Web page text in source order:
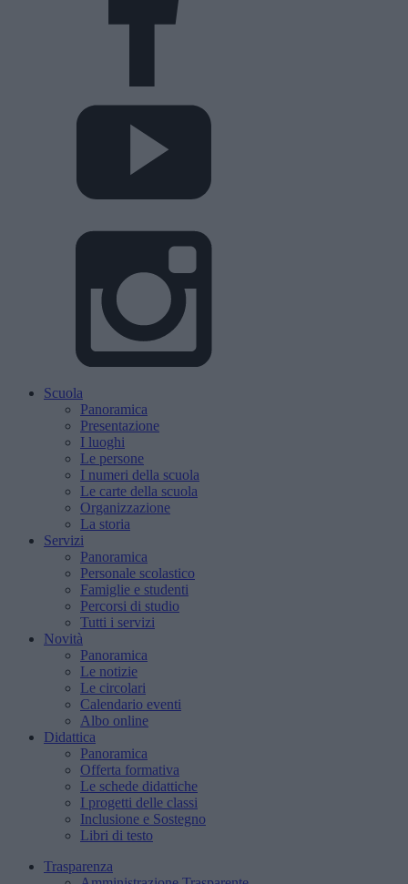
Scuola
Panoramica
Presentazione
I luoghi
Le persone
I numeri della scuola
Le carte della scuola
Organizzazione
La storia
Servizi
Panoramica
Personale scolastico
Famiglie e studenti
Percorsi di studio
Tutti i servizi
Novità
Panoramica
Le notizie
Le circolari
Calendario eventi
Albo online
Didattica
Panoramica
Offerta formativa
Le schede didattiche
I progetti delle classi
Inclusione e Sostegno
Libri di testo
Trasparenza